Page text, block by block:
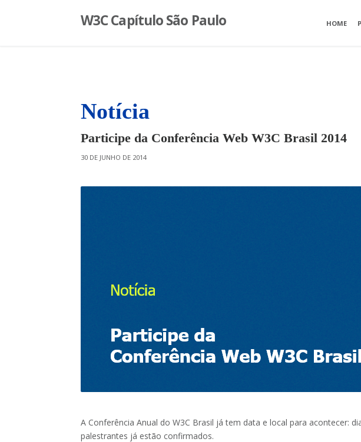
W3C Capítulo São Paulo HOME
Notícia
Participe da Conferência Web W3C Brasil 2014
O
30 DE JUNHO DE 2014
A Conferência Anual do W3C Brasil já tem data e local para acontecer:
palestrantes já estão confirmados.